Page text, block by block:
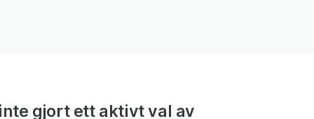
gjort ett aktivt val av